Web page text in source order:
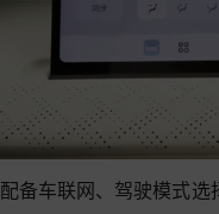
配备车联网、驾驶模式